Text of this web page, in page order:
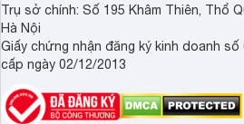
Trụ sở chính: Số 195 Khâm Thiên, Thổ
Hà Nội
Giấy chứng nhận đăng ký kinh doanh số
cấp ngày 02/12/2013